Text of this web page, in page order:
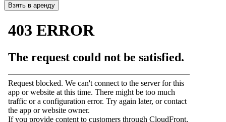
Взять в аренду